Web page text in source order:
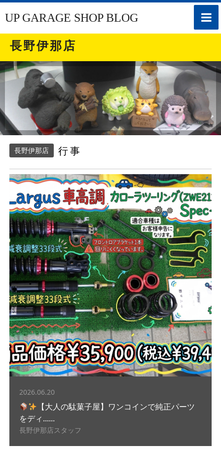
toggle
UP GARAGE SHOP BLOG
長野伊那店
長野伊那店 行事
2026.06.20
【大人の駄菓子屋】ワンコインで純正パーツ
をディ......
長野伊那店スタッフ